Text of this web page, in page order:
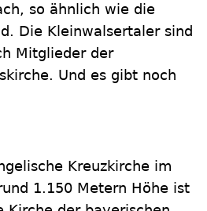
so ähnlich wie die
Die Kleinwalsertaler sind
Mitglieder der
Und es gibt noch
Kreuzkirche im
1.150 Metern Höhe ist